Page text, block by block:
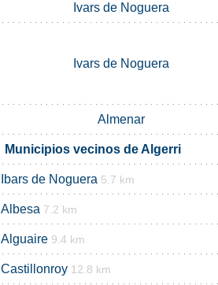
Ivars de Noguera
Ivars de Noguera
Almenar
Municipios vecinos de Algerri
Ibars de Noguera 5.7 km
Albesa 7.2 km
Alguaire 9.4 km
Castillonroy 12.8 km